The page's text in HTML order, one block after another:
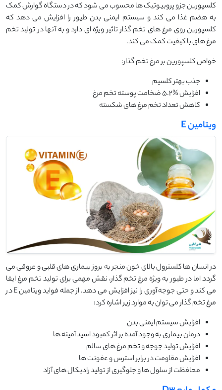
کلسپورین جزو پروبیوتیک ها محسوب می شود که در دستگاه گوارش کمک
به هضم غذا می کند و سیستم ایمنی بدن طیور را افزایش می دهد که
کلسپورین روی مرغ های تخم گذار تاثیر ویژه ای دارد و به آنها در تولید تخم
مرغ های با کیفیت کمک می کند.
خواص کلسپورین بر مرغ تخم گذار:
جذب بهتر کلسیم
افزایش %5.2 ضخامت پوسته تخم مرغ
کاهش تعداد تخم مرغ های شکسته
ویتامین E
در انسان ها کلسترول بالای خون منجر به بروز بیماری های قلبی و عروقی می
گردد اما در طیور به ویژه مرغ تخم گذار، نقش مهمی برای تولید تخم مرغ ایفا
می کند و حتی جوجه آوری را نیز افزایش می دهد. از جمله فواید ویتامین E در
مرغ تخم گذار می توان به موارد زیر اشاره کرد:
افزایش سیستم ایمنی بدن
درمان بیماری به وجود آمده بر اثر کمبود اسید آمینه ها
افزایش تولید جوجه و تخم مرغ های سالم
افزایش مقاومت در برابر استرس و عفونت ها
محافظت از سلول ها و جلوگیری از تولید رادیکال های آزاد